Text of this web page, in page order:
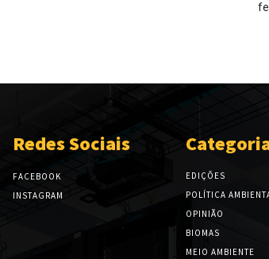
Redes Sociais
FACEBOOK
INSTAGRAM
EDIÇÕES
POLÍTICA
OPINIÃO
BIOMAS
MEIO AMBIENTE